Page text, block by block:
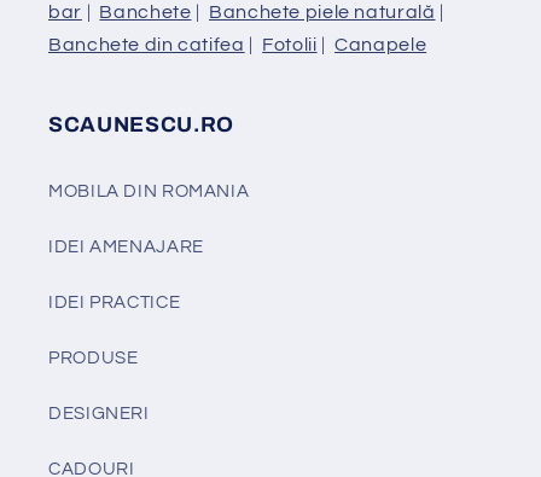
bar | Banchete | Banchete piele naturală |
Banchete din catifea | Fotolii |Canapele
SCAUNESCU.RO
MOBILA DIN ROMANIA
IDEI AMENAJARE
IDEI PRACTICE
PRODUSE
DESIGNERI
CADOURI